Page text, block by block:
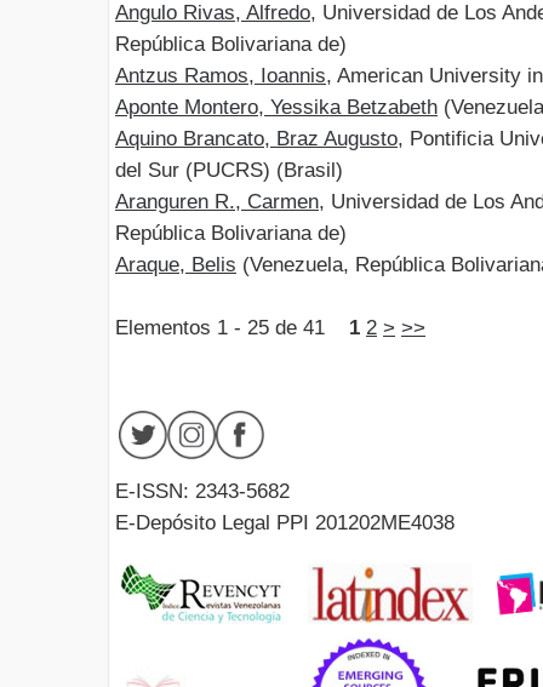
Angulo Rivas, Alfredo, Universidad de Los
República Bolivariana de)
Antzus Ramos, Ioannis, American University
Aponte Montero, Yessika Betzabeth
Aquino Brancato, Braz Augusto, Pontificia
del Sur (PUCRS) (Brasil)
Aranguren R., Carmen, Universidad de Los
República Bolivariana de)
Araque, Belis (Venezuela, República
Elementos 1 - 25 de 41 1 2 > >>
E-ISSN: 2343-5682
E-Depósito Legal PPI 201202ME4038